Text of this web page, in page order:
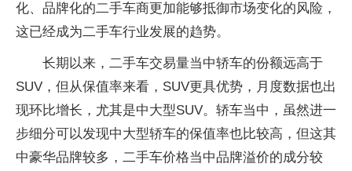
化、品牌化的二手车商更加能够抵御市场变化的风险，
这已经成为二手车行业发展的趋势。
长期以来，二手车交易量当中轿车的份额远高于
SUV，但从保值率来看，SUV更具优势，月度数据也出
现环比增长，尤其是中大型SUV。轿车当中，虽然进一
步细分可以发现中大型轿车的保值率也比较高，但这其
中豪华品牌较多，二手车价格当中品牌溢价的成分较